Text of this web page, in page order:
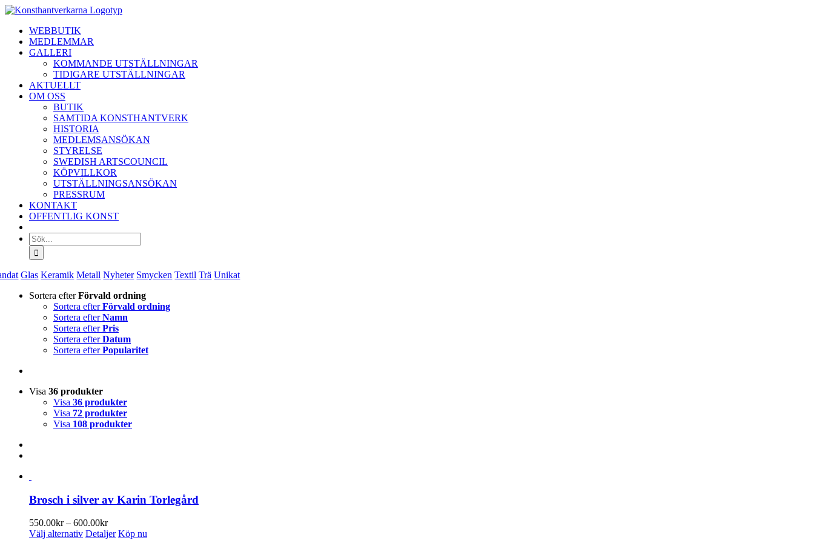
Fortsätt
innehålletWEBBUTIK
MEDLEMMAR
GALLERI
KOMMANDE UTSTÄLLNINGAR
TIDIGARE UTSTÄLLNINGAR
AKTUELLT
OM OSS
BUTIK
SAMTIDA KONSTHANTVERK
HISTORIA
MEDLEMSANSÖKAN
STYRELSE
SWEDISH ARTSCOUNCIL
KÖPVILLKOR
UTSTÄLLNINGSANSÖKAN
PRESSRUM
KONTAKT
OFFENTLIG KONST
Sök
efter:
Glas Keramik Metall Nyheter Smycken Textil Trä Unikat
Sortera efterFörvald ordning
Sortera efterFörvald ordning
Sortera efterNamn
Sortera efterPris
Sortera efterDatum
Sortera efterPopularitet
Visa 36 produkter
Visa 36 produkter
Visa 72 produkter
Visa 108 produkter
Brosch i silver av Karin Torlegård
550.00kr – 600.00krPrisintervall:
550.00kr
Välj alternativ Den
Detaljer Köp nu